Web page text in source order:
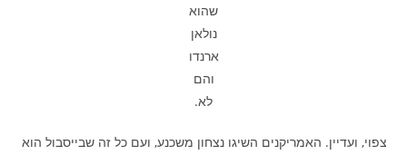
שהוא
נולאן
ארנדו
והם
לא.
צפוי, ועדיין. האמריקנים השיגו נצחון משכנע, ועם כל זה שבייסבול הוא